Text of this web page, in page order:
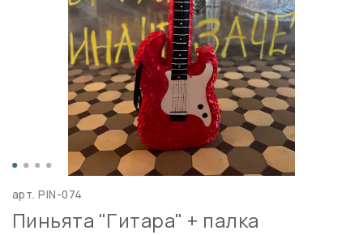
арт.PIN-074
Пиньята "Гитара" + палка